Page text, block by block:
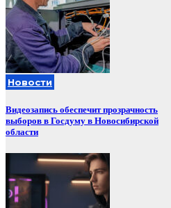
Новости
Видеозапись обеспечит прозрачность
выборов в Госдуму в Новосибирской
области